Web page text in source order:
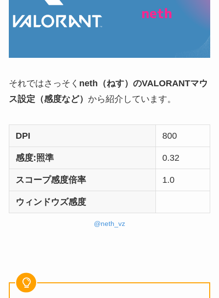
それではさっそく neth（ねす）のVALORANTマウ
ス設定（感度など） から紹介しています。
DPI 800
感度:照準 0.32
スコープ感度倍率 1.0
ウィンドウズ感度
@neth_vz